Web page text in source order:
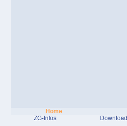
Home
ZG-Infos
Download